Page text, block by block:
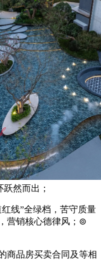
然而出；
线”全绿档，苦守质量
营销核心德律风；⊚
品房买卖合同及等相